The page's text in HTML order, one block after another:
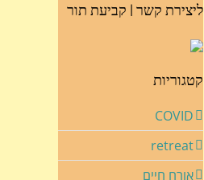
ליצירת קשר | קביעת תור
קטגוריות
COVID
retreat
אורח חיים